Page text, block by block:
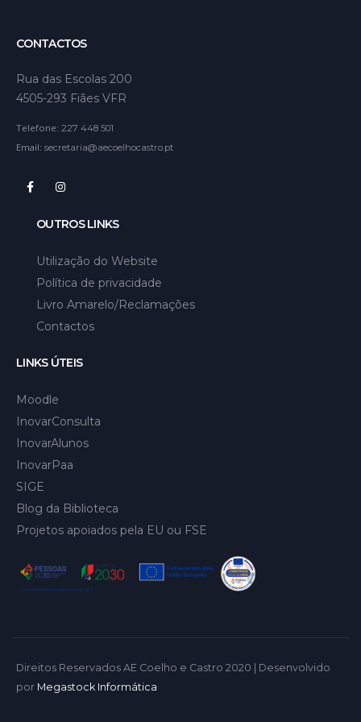
CONTACTOS
Rua das Escolas 200
4505-293 Fiães VFR
Telefone: 227 448 501
Email: secretaria@aecoelhocastro.pt
OUTROS LINKS
Utilização do Website
Política de privacidade
Livro Amarelo/Reclamações
Contactos
LINKS ÚTEIS
Moodle
InovarConsulta
InovarAlunos
InovarPaa
SIGE
Blog da Biblioteca
Projetos apoiados pela EU ou FSE
Direitos Reservados AE Coelho e Castro 2020 | Desenvolvido
por Megastock Informática